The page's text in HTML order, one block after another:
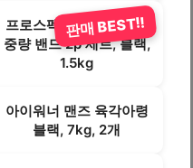
프로스펙스 에센셜 멀티
중량 밴드 2p 세트, 블랙,
1.5kg
판매 BEST!!
아이워너 맨즈 육각아령
블랙, 7kg, 2개